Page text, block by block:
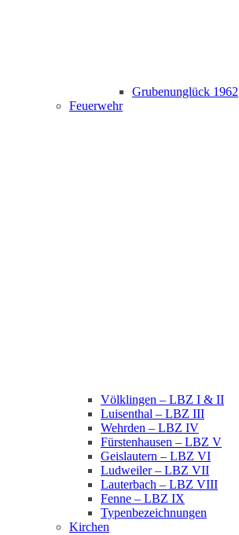
Grubenunglück 1962
Feuerwehr
Völklingen – LBZ I & II
Luisenthal – LBZ III
Wehrden – LBZ IV
Fürstenhausen – LBZ V
Geislautern – LBZ VI
Ludweiler – LBZ VII
Lauterbach – LBZ VIII
Fenne – LBZ IX
Typenbezeichnungen
Kirchen